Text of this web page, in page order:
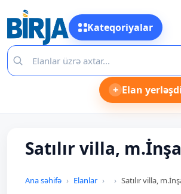
Kateqoriyalar
+ Elan
Satılır villa,
Ana səhifə Elanlar Satılır villa,